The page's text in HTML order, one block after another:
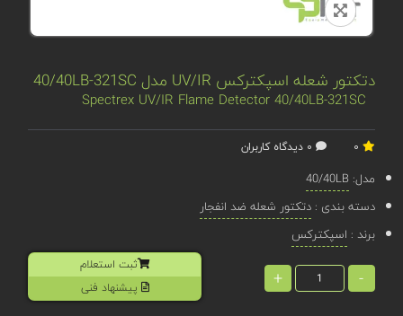
دتکتور شعله اسپکترکس UV/IR مدل 40/40LB-321SC
Spectrex UV/IR Flame Detector 40/40LB-321SC
مدل:40/40LB
دسته بندی :دتکتور شعله ضد انفجار
برند : اسپکترکس
-
+
ثبت استعلام
پیشنهاد فنی